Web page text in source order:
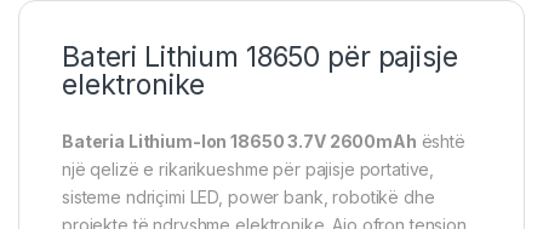
Bateri Lithium 18650 për pajisje
elektronike
Bateria Lithium-Ion 18650 3.7V 2600mAh është
një qelizë e rikarikueshme për pajisje portative,
sisteme ndriçimi LED, power bank, robotikë dhe
projekte të ndryshme elektronike. Ajo ofron tension